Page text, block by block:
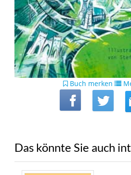
Buch merken
Das könnte Sie auch